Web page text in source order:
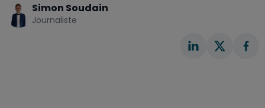
Simon Soudain
Journaliste